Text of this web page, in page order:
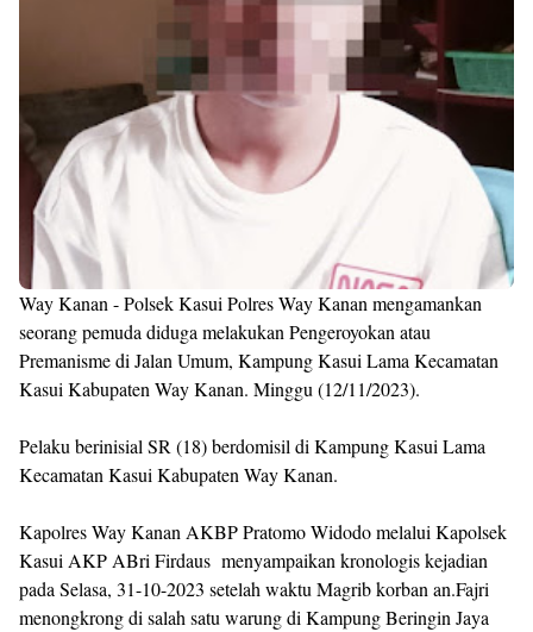
Way Kanan - Polsek Kasui Polres Way Kanan mengamankan
seorang pemuda diduga melakukan Pengeroyokan atau
Premanisme di Jalan Umum, Kampung Kasui Lama Kecamatan
Kasui Kabupaten Way Kanan. Minggu (12/11/2023).
Pelaku berinisial SR (18) berdomisil di Kampung Kasui Lama
Kecamatan Kasui Kabupaten Way Kanan.
Kapolres Way Kanan AKBP Pratomo Widodo melalui Kapolsek
Kasui AKP ABri Firdaus menyampaikan kronologis kejadian
pada Selasa, 31-10-2023 setelah waktu Magrib korban an.Fajri
menongkrong di salah satu warung di Kampung Beringin Jaya